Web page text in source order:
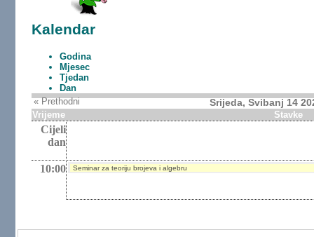
Kalendar
Godina
Mjesec
Tjedan
Dan
« Prethodni
Srijeda, Svibanj 14
Vrijeme Stavke
Cijeli
dan
10:00 Seminar za teoriju brojeva i algebru